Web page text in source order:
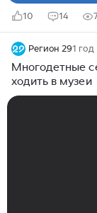
10 14
Регион 291 год
Многодетные
ходить в музеи